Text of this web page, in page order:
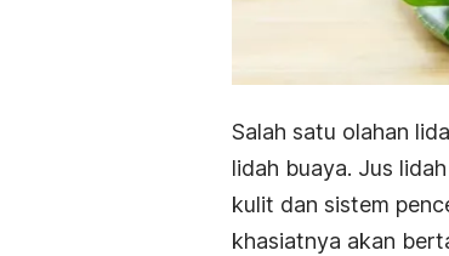
Salah satu olahan
lidah buaya. Jus
kulit dan sistem
khasiatnya akan